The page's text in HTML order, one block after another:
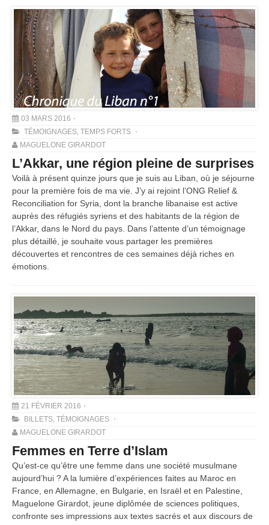
03 MARS 2016
TÉMOIGNAGES, TEMPS FORTS
MAGUELONE GIRARDOT
L’Akkar, une région pleine de surprises
Voilà à présent quinze jours que je suis au Liban, où je séjourne
pour la première fois de ma vie. J’y ai rejoint l’ONG Relief &
Reconciliation for Syria, dont la branche libanaise est active
auprès des réfugiés syriens et des habitants de la région de
l’Akkar, dans le Nord du pays. Dans l’attente d’un témoignage
plus détaillé, je souhaite vous partager les premières
découvertes et rencontres de ces semaines déjà riches en
émotions.
21 FÉVRIER 2016
BILLETS, TÉMOIGNAGES
MAGUELONE GIRARDOT
Femmes en Terre d’Islam
Qu’est-ce qu’être une femme dans une société musulmane
aujourd’hui ? A la lumière d’expériences faites au Maroc en
France, en Allemagne, en Bulgarie, en Israël et en Palestine,
Maguelone Girardot, jeune diplômée de sciences politiques,
confronte ses impressions aux textes sacrés et aux discours de